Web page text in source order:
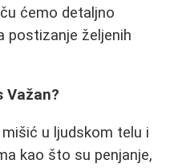
ćemo detaljno
postizanje željenih
Važan?
u ljudskom telu i
kao što su penjanje,